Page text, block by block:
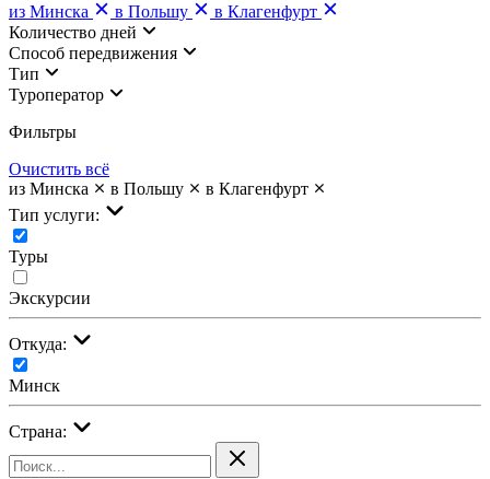
из Минска
в Польшу
в Клагенфурт
Количество дней
Cпособ передвижения
Тип
Туроператор
Фильтры
Очистить всё
из Минска
в Польшу
в Клагенфурт
Тип услуги:
Туры
Экскурсии
Откуда:
Минск
Страна: